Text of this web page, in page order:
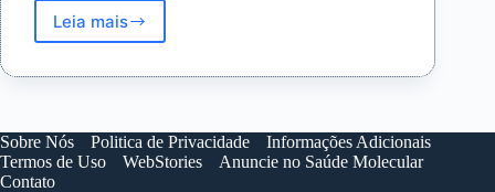
Leia mais
5
caseiras
a
acne
Sobre Nós Politica de Privacidade
Informações Adicionais
Termos de Uso
WebStories
Anuncie no Saúde Molecular
Contato